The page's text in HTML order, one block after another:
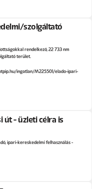
szolgáltató
rendelkező, 22 733 nm
terület.
ingatlan/M225501/elado-ipari-
út - üzleti célra is
ipari-kereskedelmi felhasználás -